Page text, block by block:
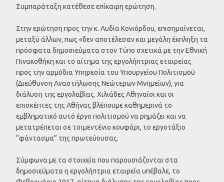
Συμπαράταξη κατέθεσε επίκαιρη ερώτηση.
Στην ερώτηση προς την κ. Λυδία Κονιόρδου, επισημαίνεται,
μεταξύ άλλων, πως «δεν αποτέλεσαν και μεγάλη έκπληξη τα
πρόσφατα δημοσιεύματα στον Τύπο σχετικά με την Εθνική
Πινακοθήκη και το αίτημα της εργολήπτριας εταιρείας
προς την αρμόδια Υπηρεσία του Υπουργείου Πολιτισμού
(Διεύθυνση Αναστήλωσης Νεώτερων Μνημείων), για
διάλυση της εργολαβίας. Χιλιάδες Αθηναίοι και οι
επισκέπτες της Αθήνας βλέπουμε καθημερινά το
εμβληματικό αυτό έργο πολιτισμού να ρημάζει και να
μετατρέπεται σε τσιμεντένιο κουφάρι, το εργοτάξιο
“φάντασμα” της πρωτεύουσας.
Σύμφωνα με τα στοιχεία που παρουσιάζονται στα
δημοσιεύματα η εργολήπτρια εταιρεία υπέβαλε, το